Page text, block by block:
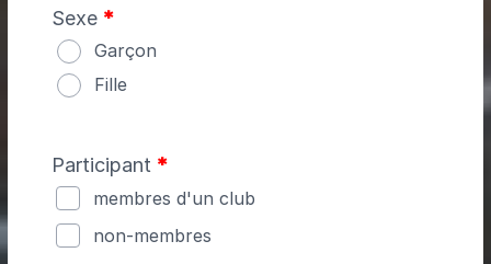
Sexe *
Garçon
Fille
Participant *
membres d'un club
non-membres